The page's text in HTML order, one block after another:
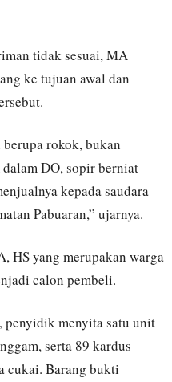
tidak sesuai, MA
ke tujuan awal dan
rokok, bukan
DO, sopir berniat
kepada saudara
Pabuaran,” ujarnya.
HS yang merupakan warga
calon pembeli.
penyidik menyita satu unit
serta 89 kardus
cukai. Barang bukti